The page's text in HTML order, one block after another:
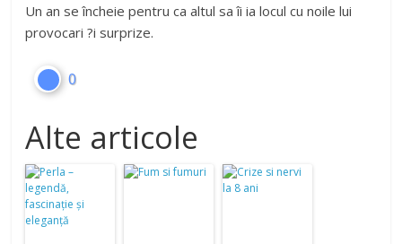
Un an se încheie pentru ca altul sa îi ia locul cu noile lui
provocari ?i surprize.
0
Alte articole